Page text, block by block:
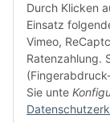
Durch Klicken
Einsatz
Vimeo,
Ratenzahlung.
Sie unte